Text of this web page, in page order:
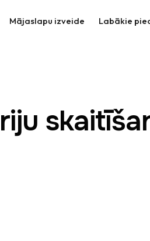
Mājaslapu izveide Labākie